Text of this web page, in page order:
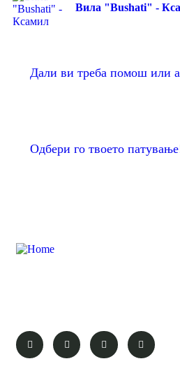
Вила "Bushati" -
Дали ви треба помош или
Одбери го твоето